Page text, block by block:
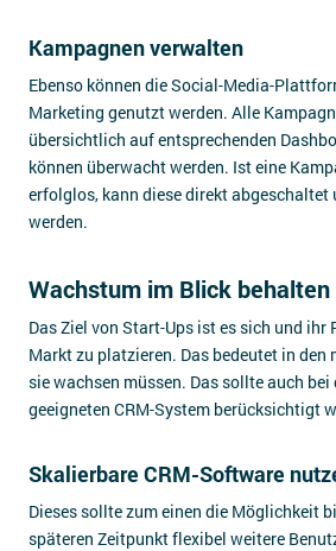
Kampagnen verwalten
Ebenso können die Social-Media-
Marketing genutzt werden. Alle
übersichtlich auf entsprechenden
können überwacht werden. Ist eine
erfolglos, kann diese direkt abgeschaltet
werden.
Wachstum im Blick behalten
Das Ziel von Start-Ups ist es sich und
Markt zu platzieren. Das bedeutet in den
sie wachsen müssen. Das sollte auch
geeigneten CRM-System berücksichtigt
Skalierbare CRM-Software
Dieses sollte zum einen die Möglichkeit
späteren Zeitpunkt flexibel weitere